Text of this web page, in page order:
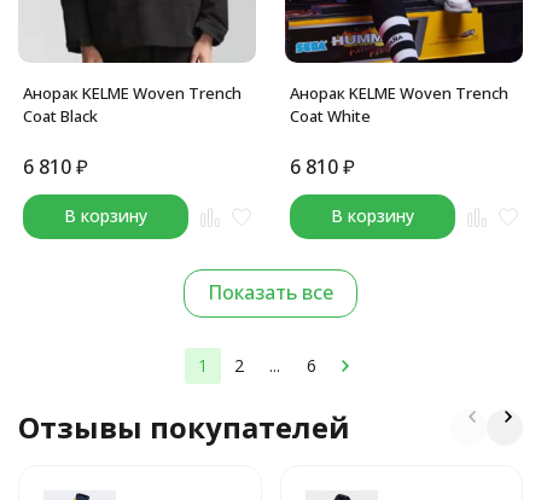
Анорак KELME Woven Trench
Coat Black
6 810₽
В корзину
Анорак KELME Woven Trench
Coat White
6 810₽
В корзину
Показать все
1 2 ... 6
Отзывы покупателей